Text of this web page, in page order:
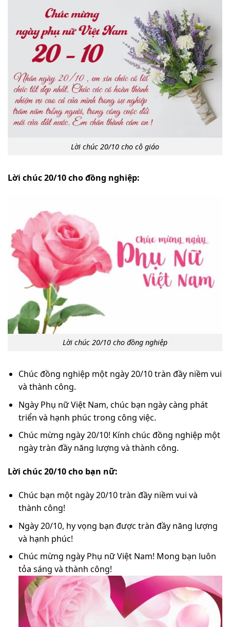
Lời chúc 20/10 cho cô giáo
Lời chúc 20/10 cho đồng nghiệp:
Lời chúc 20/10 cho đồng nghiệp
Chúc đồng nghiệp một ngày 20/10 tràn đầy niềm vui
và thành công.
Ngày Phụ nữ Việt Nam, chúc bạn ngày càng phát
triển và hạnh phúc trong công việc.
Chúc mừng ngày 20/10! Kính chúc đồng nghiệp một
ngày tràn đầy năng lượng và thành công.
Lời chúc 20/10 cho bạn nữ:
Chúc bạn một ngày 20/10 tràn đầy niềm vui và
thành công!
Ngày 20/10, hy vọng bạn được tràn đầy năng lượng
và hạnh phúc!
Chúc mừng ngày Phụ nữ Việt Nam! Mong bạn luôn
tỏa sáng và thành công!